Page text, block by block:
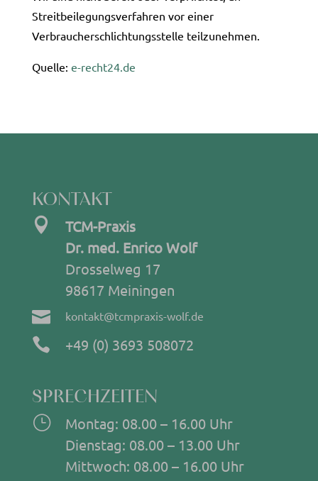
Streitbeilegungsverfahren vor einer
Verbraucherschlichtungsstelle teilzunehmen.
Quelle: e-recht24.de
KONTAKT

TCM-Praxis
Dr. med. Enrico Wolf
Drosselweg 17
98617 Meiningen
 kontakt@tcmpraxis-wolf.de
 +49 (0) 3693 508072
SPRECHZEITEN
}
Montag: 08.00 – 16.00 Uhr
Dienstag: 08.00 – 13.00 Uhr
Mittwoch: 08.00 – 16.00 Uhr